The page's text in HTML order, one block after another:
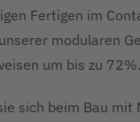
Fertigen im
modularen
um bis zu 72%.
sich beim Bau mit